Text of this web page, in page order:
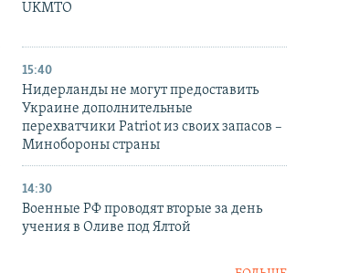
UKMTO
15:40
Нидерланды не могут предоставить
Украине дополнительные
перехватчики Patriot из своих запасов –
Минобороны страны
14:30
Военные РФ проводят вторые за день
учения в Оливе под Ялтой